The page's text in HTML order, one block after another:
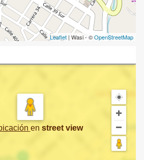
Leaflet | Wasi - ©OpenStreetMap
en street view